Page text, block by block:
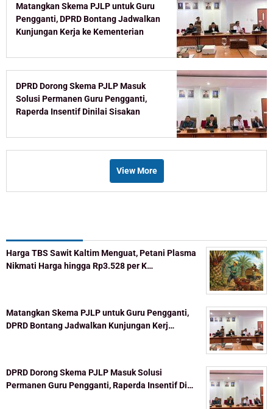
Matangkan Skema PJLP untuk Guru
Pengganti, DPRD Bontang Jadwalkan
Kunjungan Kerja ke Kementerian
DPRD Dorong Skema PJLP Masuk
Solusi Permanen Guru Pengganti,
Raperda Insentif Dinilai Sisakan
View More
Harga TBS Sawit Kaltim Menguat, Petani Plasma
Nikmati Harga hingga Rp3.528 per K…
Matangkan Skema PJLP untuk Guru Pengganti,
DPRD Bontang Jadwalkan Kunjungan Kerj…
DPRD Dorong Skema PJLP Masuk Solusi
Permanen Guru Pengganti, Raperda Insentif Di…